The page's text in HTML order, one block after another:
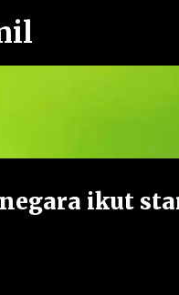
ikut